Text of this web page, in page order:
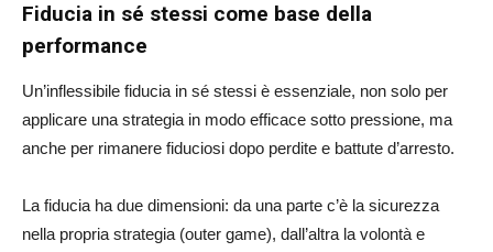
Fiducia in sé stessi come base della
performance
Un’inflessibile fiducia in sé stessi è essenziale, non solo per
applicare una strategia in modo efficace sotto pressione, ma
anche per rimanere fiduciosi dopo perdite e battute d’arresto.
La fiducia ha due dimensioni: da una parte c’è la sicurezza
nella propria strategia (outer game), dall’altra la volontà e